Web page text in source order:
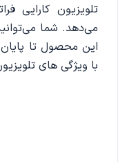
تلویزیون کارایی
می‌دهد. شما
این محصول تا پایان
با ویژگی های